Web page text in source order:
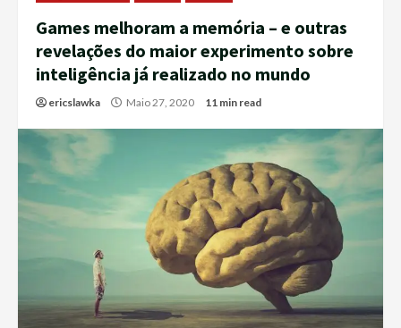
Games melhoram a memória – e outras
revelações do maior experimento sobre
inteligência já realizado no mundo
ericslawka Maio 27, 2020 11 min read